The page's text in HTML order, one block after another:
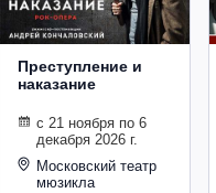
Преступление и
наказание
с 21 ноября по 6
декабря 2026 г.
Московский театр
мюзикла